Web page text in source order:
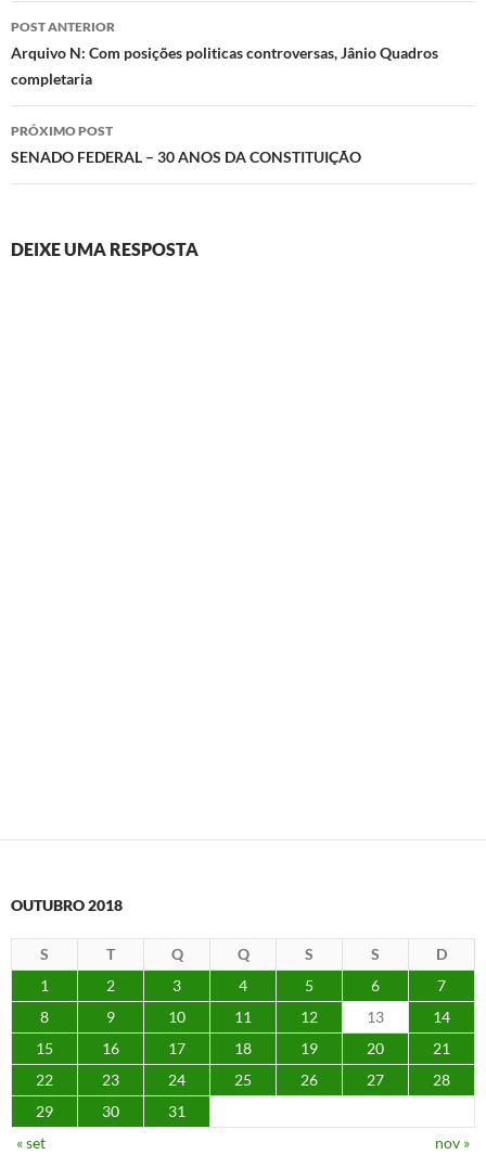
Navegação
de
posts
POST ANTERIOR
Arquivo N: Com posições politicas controversas, Jânio Quadros
completaria
PRÓXIMO POST
SENADO FEDERAL – 30 ANOS DA CONSTITUIÇÃO
DEIXE UMA RESPOSTA
OUTUBRO 2018
S T Q Q S S
D
1
2 3 4 5 6
7
8
9 10 11 12 13
14
15
16 17 18 19 20
21
22
23 24 25 26 27
28
29
30
31
« set
nov »